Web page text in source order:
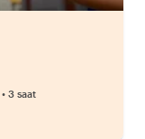
• 3 saat